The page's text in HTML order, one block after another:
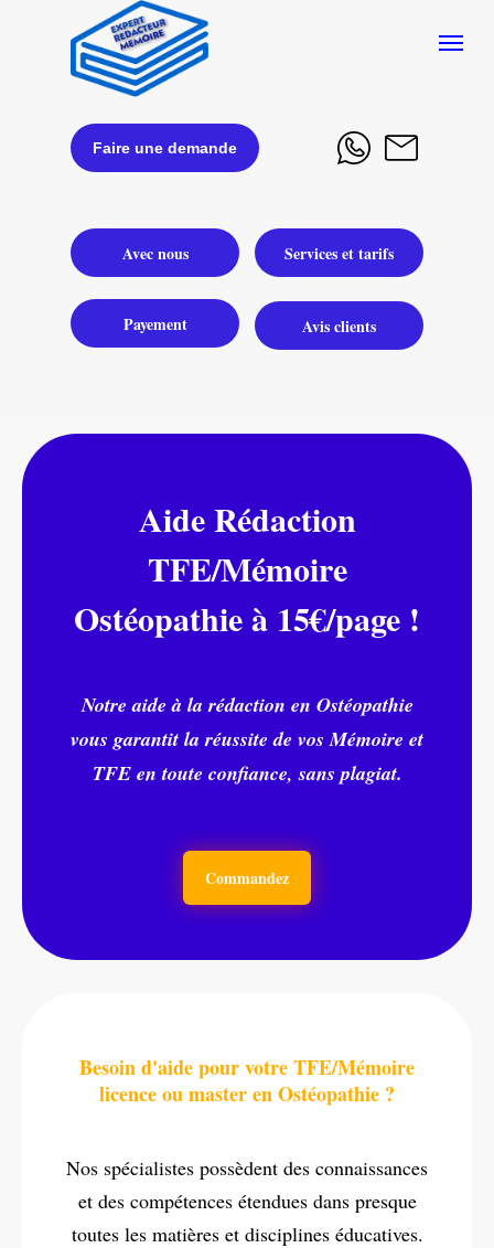
Avec nous Services et tarifs
Payement Avis clients
Faire une demande
Aide Rédaction
TFE/Mémoire
Ostéopathie à 15€/page !
Notre aide à la rédaction en Ostéopathie
vous garantit la réussite de vos Mémoire et
TFE en toute confiance, sans plagiat.
Commandez
Besoin d'aide pour votre TFE/Mémoire
licence ou master en Ostéopathie ?
Nos spécialistes possèdent des connaissances
et des compétences étendues dans presque
toutes les matières et disciplines éducatives.